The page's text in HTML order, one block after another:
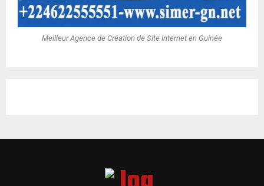
Meilleur Agence de Création de Site Internet en Guinée